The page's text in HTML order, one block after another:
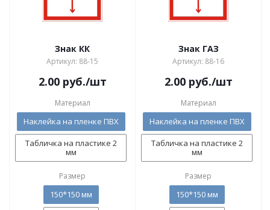
Знак КК
Артикул: 88-15
2.00руб./шт
Материал
Наклейка на пленке ПВХ
Табличка на пластике 2
мм
Размер
150*150 мм
Знак ГАЗ
Артикул: 88-16
2.00руб./шт
Материал
Наклейка на пленке ПВХ
Табличка на пластике 2
мм
Размер
150*150 мм